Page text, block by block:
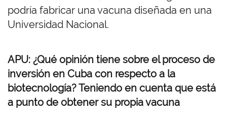
podría fabricar una vacuna diseñada en una
Universidad Nacional.
APU: ¿Qué opinión tiene sobre el proceso de
inversión en Cuba con respecto a la
biotecnología? Teniendo en cuenta que está
a punto de obtener su propia vacuna